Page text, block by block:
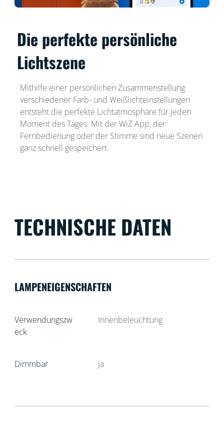
Die perfekte persönliche
Lichtszene
Mithilfe einer persönlichen Zusammenstellung
verschiedener Farb- und Weißlichteinstellungen
entsteht die perfekte Lichtatmosphäre für jeden
Moment des Tages. Mit der WiZ App, der
Fernbedienung oder der Stimme sind neue Szenen
ganz schnell gespeichert.
TECHNISCHE DATEN
LAMPENEIGENSCHAFTEN
Verwendungszw
eck
Innenbeleuchtung
Dimmbar Ja